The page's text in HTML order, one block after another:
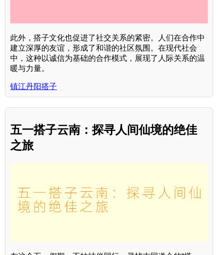
此外，搭子文化也促进了社交关系的紧密。人们在合作中
建立深厚的友谊，形成了和谐的社区氛围。在现代社会
中，这种以诚信为基础的合作模式，展现了人际关系的温
暖与力量。
镇江丹阳搭子
五一搭子云南：探寻人间仙境的绝佳
之旅